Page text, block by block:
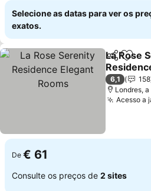
Selecione as datas para ver os
exatos.
Partilhar
La Rose
Rooms
Ver
6,1
158
Londres,
Acesso a
De € 61
Consulte os preços de 2 sites